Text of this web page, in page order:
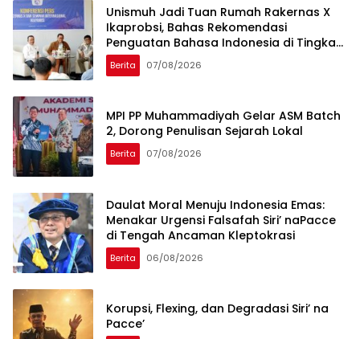
Unismuh Jadi Tuan Rumah Rakernas X
Ikaprobsi, Bahas Rekomendasi
Penguatan Bahasa Indonesia di Tingkat
Global
Berita 07/08/2026
MPI PP Muhammadiyah Gelar ASM Batch
2, Dorong Penulisan Sejarah Lokal
Berita 07/08/2026
Daulat Moral Menuju Indonesia Emas:
Menakar Urgensi Falsafah Siri’ naPacce
di Tengah Ancaman Kleptokrasi
Berita 06/08/2026
Korupsi, Flexing, dan Degradasi Siri’ na
Pacce’